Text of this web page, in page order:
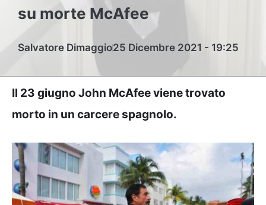
su morte McAfee
Salvatore Dimaggio25 Dicembre 2021 - 19:25
Il 23 giugno John McAfee viene trovato
morto in un carcere spagnolo.